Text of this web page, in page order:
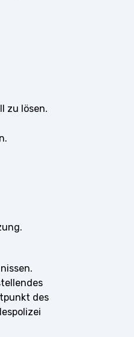
zu lösen.
des